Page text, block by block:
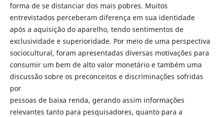
forma de se distanciar dos mais pobres. Muitos
entrevistados perceberam diferença em sua identidade
após a aquisição do aparelho, tendo sentimentos de
exclusividade e superioridade. Por meio de uma perspectiva
sociocultural, foram apresentadas diversas motivações para
consumir um bem de alto valor monetário e também uma
discussão sobre os preconceitos e discriminações sofridas
por
pessoas de baixa renda, gerando assim informações
relevantes tanto para pesquisadores, quanto para a